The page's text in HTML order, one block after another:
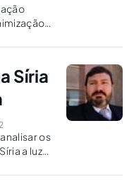
Síria
os
a luz